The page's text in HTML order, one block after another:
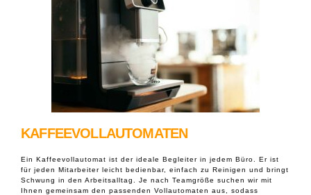
KAFFEEVOLLAUTOMATEN
Ein Kaffeevollautomat ist der ideale Begleiter in jedem Büro. Er ist
für jeden Mitarbeiter leicht bedienbar, einfach zu Reinigen und bringt
Schwung in den Arbeitsalltag. Je nach Teamgröße suchen wir mit
Ihnen gemeinsam den passenden Vollautomaten aus, sodass